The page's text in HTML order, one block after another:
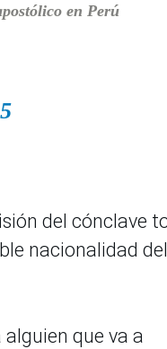
en Perú
del cónclave
nacionalidad del
que va a